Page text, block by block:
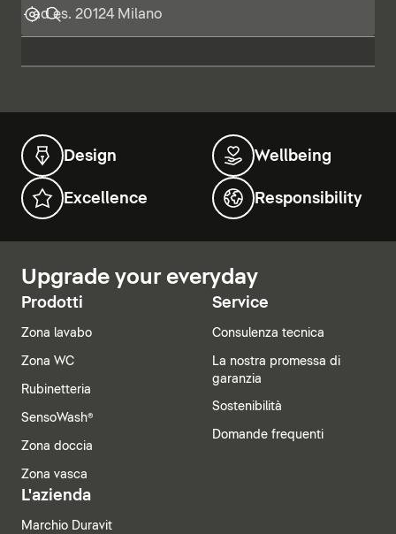
Design Wellbeing
Excellence Responsibility
Upgrade your everyday
Prodotti
Zona lavabo
Zona WC
Rubinetteria
SensoWash®
Zona doccia
Zona vasca
Service
Consulenza tecnica
La nostra promessa di
garanzia
Sostenibilità
Domande frequenti
L'azienda
Marchio Duravit